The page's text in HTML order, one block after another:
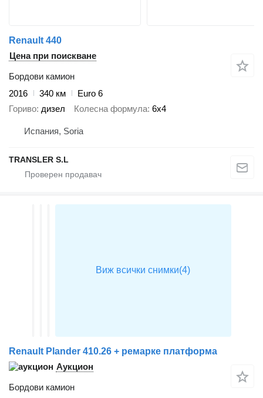
Renault 440
Цена при поискване
Бордови камион
2016
340 км
Euro 6
Гориво дизел Колесна формула 6x4
Испания, Soria
TRANSLER S.L
Renault Plander 410.26 + ремарке платформа
Аукцион
Бордови камион